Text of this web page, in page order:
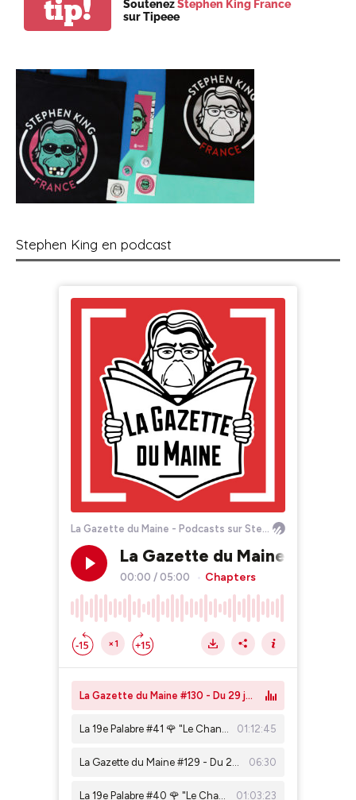
tip! SoutenezStephen King France
sur Tipeee
Stephen King en podcast